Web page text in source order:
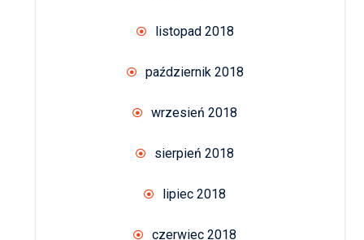
listopad 2018
październik 2018
wrzesień 2018
sierpień 2018
lipiec 2018
czerwiec 2018